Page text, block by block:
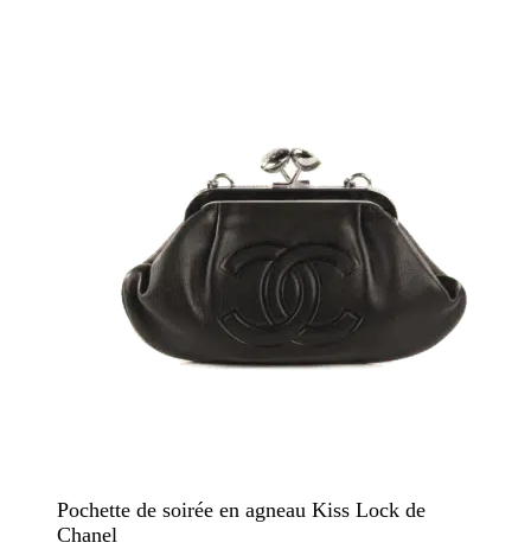
Pochette de soirée en agneau Kiss Lock de
Chanel